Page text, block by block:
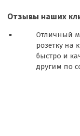
Отзывы наших
Отличный
розетку на
быстро и
другим по